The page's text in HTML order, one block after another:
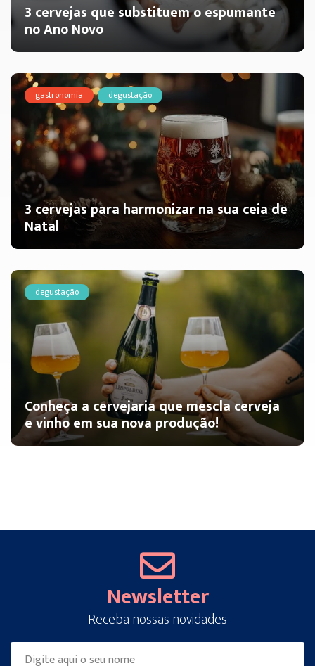
3 cervejas que substituem o espumante
no Ano Novo
gastronomia degustação
3 cervejas para harmonizar na sua ceia de
Natal
degustação
Conheça a cervejaria que mescla cerveja
e vinho em sua nova produção!
Newsletter
Receba nossas novidades